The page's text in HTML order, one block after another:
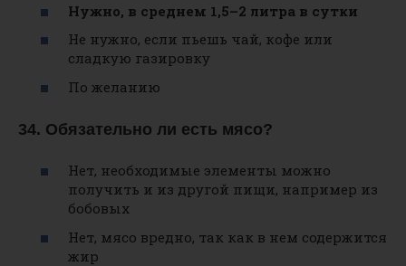
Нужно, в среднем 1,5–2 литра в сутки
Не нужно, если пьешь чай, кофе или
сладкую газировку
По желанию
34. Обязательно ли есть мясо?
Нет, необходимые элементы можно
получить и из другой пищи, например из
бобовых
Нет, мясо вредно, так как в нем содержится
жир